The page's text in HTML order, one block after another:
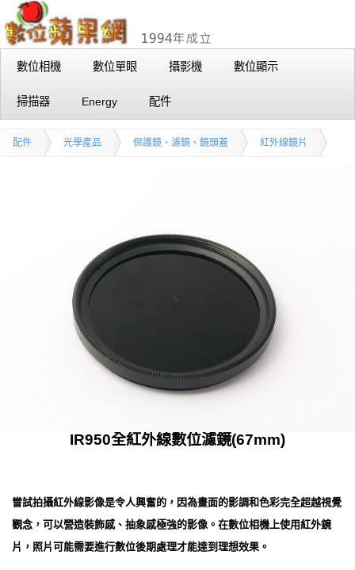
數位相機 數位單眼 攝影機 數位顯示
掃描器 Energy 配件
配件 光學產品 保護鏡、濾鏡、鏡頭蓋 紅外線鏡片
IR950全紅外線數位濾鏡(67mm)
嘗試拍攝紅外線影像是令人興奮的，因為畫面的影調和色彩完全超越視覺
觀念，可以營造裝飾感、抽象感極強的影像。在數位相機上使用紅外鏡
片，照片可能需要進行數位後期處理才能達到理想效果。